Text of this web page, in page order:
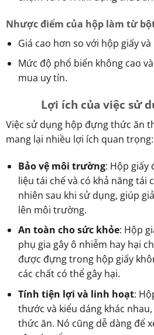
Nhược điểm của hộp làm từ
Giá cao hơn so với hộp giấy
Mức độ phổ biến không cao
mua uy tín.
Lợi ích của việc sử
Việc sử dụng hộp đựng thức ăn
mang lại nhiều lợi ích quan trọng:
Bảo vệ môi trường: Hộp giấy
liệu tái chế và có khả năng tái
nhiên sau khi sử dụng, giúp
lên môi trường.
An toàn cho sức khỏe: Hộp
phụ gia gây ô nhiễm hay hại
được đựng trong hộp giấy
các chất có thể gây hại.
Tính tiện lợi và linh hoạt:
thước và kiểu dáng khác
thức ăn. Nó cũng dễ dàng để